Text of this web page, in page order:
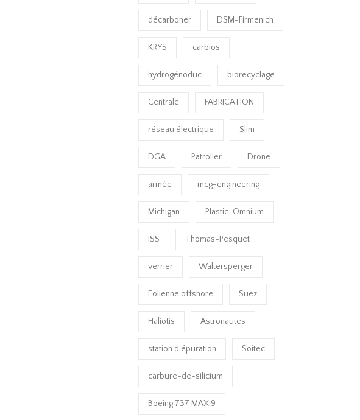
décarboner DSM-Firmenich
KRYS carbios
hydrogénoduc biorecyclage
Centrale FABRICATION
réseau électrique Slim
DGA Patroller Drone
armée mcg-engineering
Michigan Plastic-Omnium
ISS Thomas-Pesquet
verrier Waltersperger
Eolienne offshore Suez
Haliotis Astronautes
station d’épuration Soitec
carbure-de-silicium
Boeing 737 MAX 9